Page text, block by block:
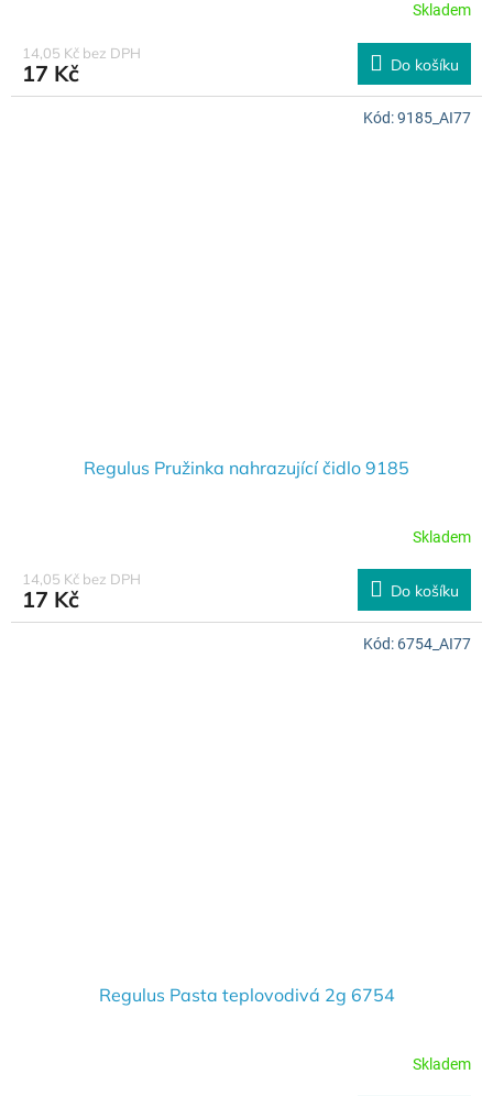
Skladem
14,05 Kč bez DPH
17 Kč Do košíku
Regulus Pružinka nahrazující čidlo 9185
Skladem
14,05 Kč bez DPH
17 Kč Do košíku
Kód:9185_AI77
Regulus Pasta teplovodivá 2g 6754
Skladem
Kód: 6754_AI77